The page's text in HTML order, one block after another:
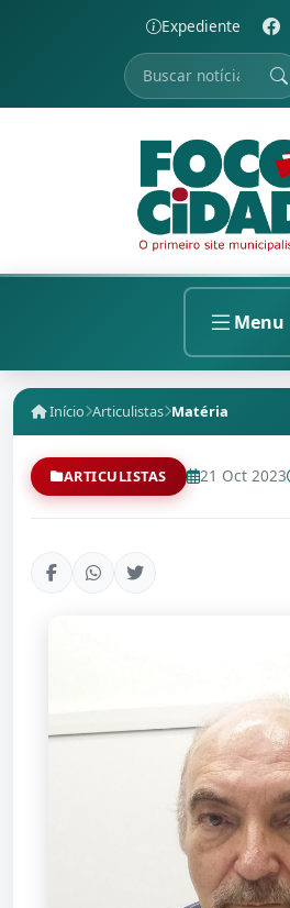
Expediente
Menu
Início Articulistas Matéria
ARTICULISTAS 21 Oct 2023